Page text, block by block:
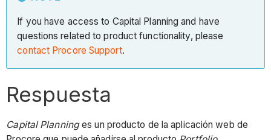
If you have access to Capital Planning and have
questions related to product functionality, please
contact Procore Support.
Respuesta
Capital Planninges un producto de la aplicación web de